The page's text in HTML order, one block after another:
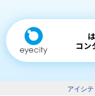
コン
アイシ